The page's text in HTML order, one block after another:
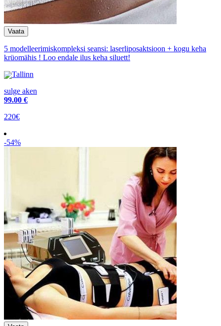
5 modelleerimiskompleksi seansi: laserliposaktsioon + kogu keha
krüomähis ! Loo endale ilus keha siluett!
Tallinn
sulge aken
99.00 €
220€
-54%